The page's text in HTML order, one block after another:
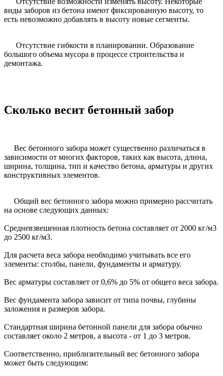
виды заборов из бетона имеют фиксированную высоту, то
есть невозможно добавлять в высоту новые сегменты.
Отсутствие гибкости в планировании. Образование
большого объема мусора в процессе строительства и
демонтажа.
Сколько весит бетонный забор
Вес бетонного забора может существенно различаться в
зависимости от многих факторов, таких как высота, длина,
ширина, толщина, тип и качество бетона, арматуры и других
конструктивных элементов.
Общий вес бетонного забора можно примерно рассчитать
на основе следующих данных:
Средневзвешенная плотность бетона составляет от 2000 кг/м3
до 2500 кг/м3.
Для расчета веса забора необходимо учитывать все его
элементы: столбы, панели, фундаменты и арматуру.
Вес арматуры составляет от 0,6% до 5% от общего веса забора.
Вес фундамента забора зависит от типа почвы, глубины
заложения и размеров забора.
Стандартная ширина бетонной панели для забора обычно
составляет около 2 метров, а высота - от 1 до 3 метров.
Соответственно, приблизительный вес бетонного забора
может быть следующим: